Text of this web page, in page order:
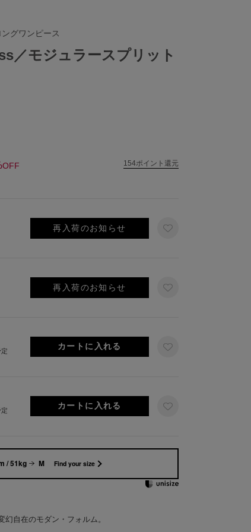
グワンピース
／モジュラースプリット
OFF 154ポイント還元
再入荷のお知らせ
再入荷のお知らせ
/ 51kg M Find your size
自在のモダン・フォルム。